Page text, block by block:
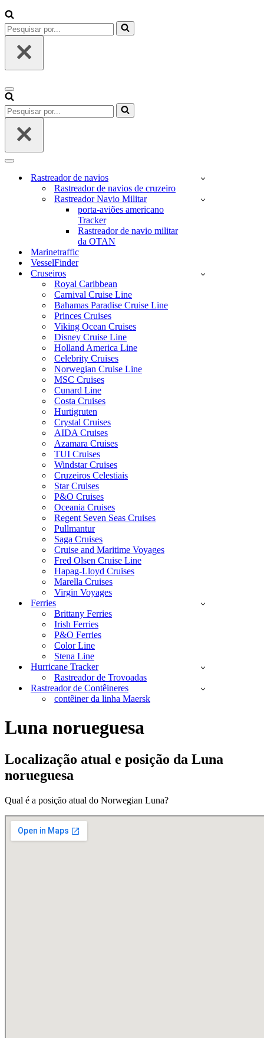
Pesquisar
por...
Menu
de
navegação
Pesquisar
por...
Menu
navegaçãoRastreador de navios
Rastreador de navios de cruzeiro
Rastreador Navio Militar
porta-aviões americano
Tracker
Rastreador de navio militar
da OTAN
Marinetraffic
VesselFinder
Cruseiros
Royal Caribbean
Carnival Cruise Line
Bahamas Paradise Cruise Line
Princes Cruises
Viking Ocean Cruises
Disney Cruise Line
Holland America Line
Celebrity Cruises
Norwegian Cruise Line
MSC Cruises
Cunard Line
Costa Cruises
Hurtigruten
Crystal Cruises
AIDA Cruises
Azamara Cruises
TUI Cruises
Windstar Cruises
Cruzeiros Celestiais
Star Cruises
P&O Cruises
Oceania Cruises
Regent Seven Seas Cruises
Pullmantur
Saga Cruises
Cruise and Maritime Voyages
Fred Olsen Cruise Line
Hapag-Lloyd Cruises
Marella Cruises
Virgin Voyages
Ferries
Brittany Ferries
Irish Ferries
P&O Ferries
Color Line
Stena Line
Hurricane Tracker
Rastreador de Trovoadas
Rastreador de Contêineres
contêiner da linha Maersk
Luna norueguesa
Localização atual e posição da Luna
norueguesa
Qual é a posição atual do Norwegian Luna?